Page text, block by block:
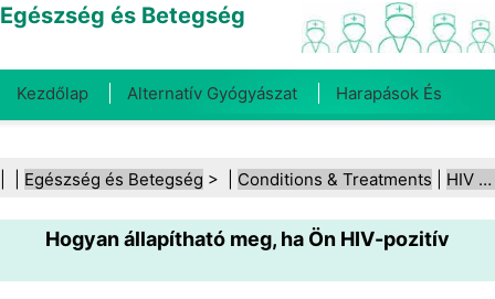
Egészség és Betegség
Kezdőlap Alternatív Gyógyászat Harapások És
Fogegészség Diéta És Táplálkozás Családi
Egészség Egészségügyi Ágazat Mentális Egészség
Közegészségügy És Biztonság Sebészet És
Egészség és Betegség > | Conditions & Treatments HIV és AIDS
Hogyan állapítható meg, ha Ön HIV-pozitív